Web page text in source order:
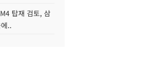
탑재 검토, 삼
..